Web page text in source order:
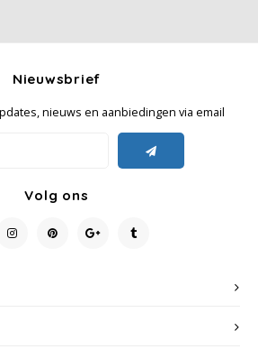
Nieuwsbrief
nieuws en aanbiedingen via email
Volg ons